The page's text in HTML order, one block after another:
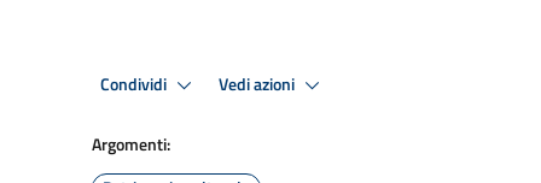
Condividi Vedi azioni
Argomenti: